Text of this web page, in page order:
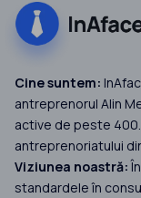
Cine suntem:
antreprenorul Alin
active de peste
antreprenoriatului
Viziunea noastră:
standardele în